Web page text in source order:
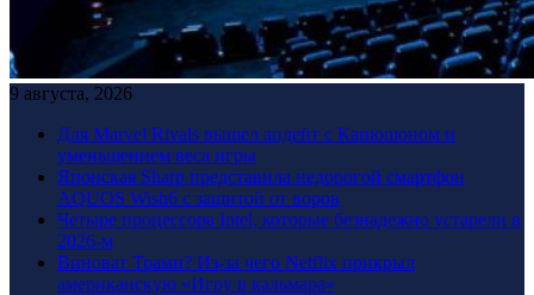
9 августа, 2026
Для Marvel Rivals вышел апдейт с Капюшоном и
уменьшением веса игры
Японская Sharp представила недорогой смартфон
AQUOS Wish6 с защитой от воров
Четыре процессора Intel, которые безнадежно устарели в
2026-м
Виноват Трамп? Из-за чего Netflix прикрыл
американскую «Игру в кальмара»